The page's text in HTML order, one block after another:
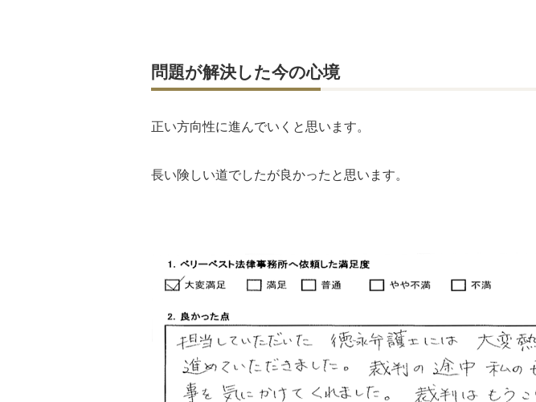
問題が解決した今の心境
正い方向性に進んでいくと思います。
長い険しい道でしたが良かったと思います。